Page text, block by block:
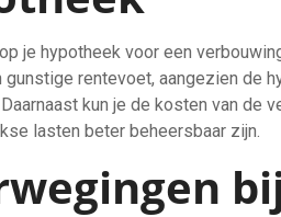
je hypotheek voor een
gunstige rentevoet, aangezien de
kun je de kosten van de
lasten beter beheersbaar zijn.